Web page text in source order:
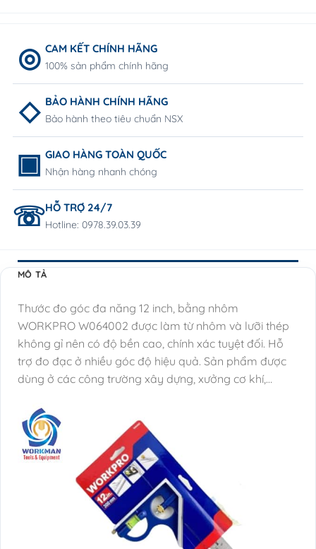
CAM KẾT CHÍNH HÃNG
100% sản phẩm chính hãng
BẢO HÀNH CHÍNH HÃNG
Bảo hành theo tiêu chuẩn NSX
GIAO HÀNG TOÀN QUỐC
Nhận hàng nhanh chóng
HỖ TRỢ 24/7
Hotline: 0978.39.03.39
MÔ TẢ
Thước đo góc đa năng 12 inch, bằng nhôm
WORKPRO W064002 được làm từ nhôm và lưỡi thép
không gỉ nên có độ bền cao, chính xác tuyệt đối. Hỗ
trợ đo đạc ở nhiều góc độ hiệu quả. Sản phẩm được
dùng ở các công trường xây dựng, xưởng cơ khí,…